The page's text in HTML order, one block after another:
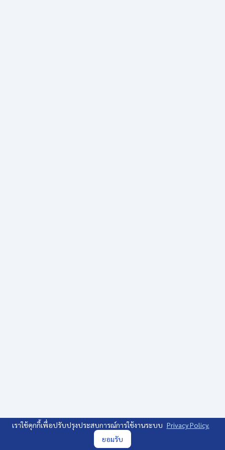
เราใช้คุกกี้เพื่อปรับปรุงประสบการณ์การใช้งานระบบ Privacy Policy.
ยอมรับ